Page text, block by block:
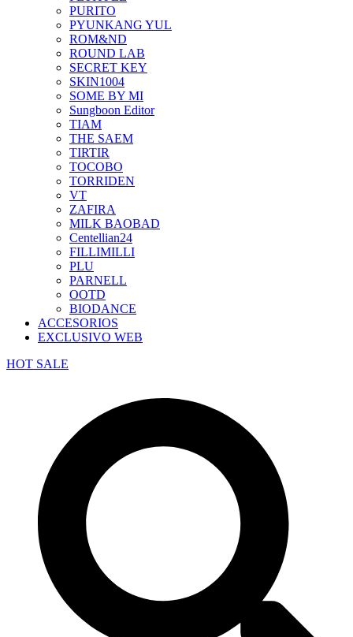
PURITO
PYUNKANG YUL
ROM&ND
ROUND LAB
SECRET KEY
SKIN1004
SOME BY MI
Sungboon Editor
TIAM
THE SAEM
TIRTIR
TOCOBO
TORRIDEN
VT
ZAFIRA
MILK BAOBAD
Centellian24
FILLIMILLI
PLU
PARNELL
OOTD
BIODANCE
ACCESORIOS
EXCLUSIVO WEB
HOT SALE